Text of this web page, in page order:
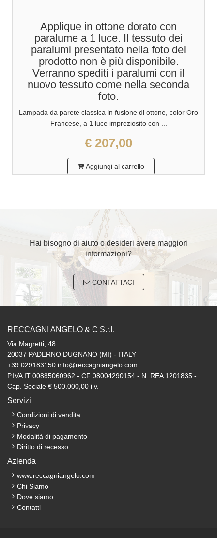
Applique in ottone dorato con
paralume a 1 luce. Il tessuto dei
paralumi presentato nella foto del
prodotto non è più disponibile.
Verranno spediti i paralumi con il
nuovo tessuto come nella seconda
foto.
Lampada da parete classica in fusione di ottone, color Oro
Francese, a 1 luce impreziosito con ...
€ 207,00
Aggiungi al carrello
Hai bisogno di aiuto o desideri avere maggiori
informazioni?
CONTATTACI
RECCAGNI ANGELO & C S.r.l.
Via Magretti, 48
20037 PADERNO DUGNANO (MI) - ITALY
+39 029183150 info@reccagniangelo.com
P.IVA IT 00885060962 - CF 08004290154 - N. REA 1201835 -
Cap. Sociale € 500.000,00 i.v.
Servizi
Condizioni di vendita
Privacy
Modalità di pagamento
Diritto di recesso
Azienda
www.reccagniangelo.com
Chi Siamo
Dove siamo
Contatti